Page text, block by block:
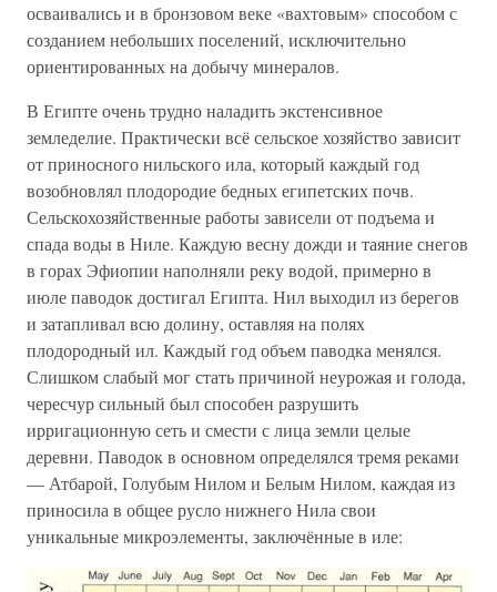
осваивались и в бронзовом веке «вахтовым» способом с
созданием небольших поселений, исключительно
ориентированных на добычу минералов.
В Египте очень трудно наладить экстенсивное
земледелие. Практически всё сельское хозяйство зависит
от приносного нильского ила, который каждый год
возобновлял плодородие бедных египетских почв.
Сельскохозяйственные работы зависели от подъема и
спада воды в Ниле. Каждую весну дожди и таяние снегов
в горах Эфиопии наполняли реку водой, примерно в
июле паводок достигал Египта. Нил выходил из берегов
и затапливал всю долину, оставляя на полях
плодородный ил. Каждый год объем паводка менялся.
Слишком слабый мог стать причиной неурожая и голода,
чересчур сильный был способен разрушить
ирригационную сеть и смести с лица земли целые
деревни. Паводок в основном определялся тремя реками
— Атбарой, Голубым Нилом и Белым Нилом, каждая из
приносила в общее русло нижнего Нила свои
уникальные микроэлементы, заключённые в иле: